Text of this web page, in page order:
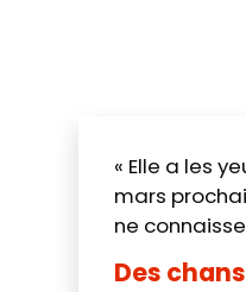
« Elle a les
mars
ne
Des